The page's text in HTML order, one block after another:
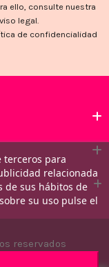
ello, consulte nuestra
legal.
de confidencialidad
terceros para
relacionada
de sus hábitos de
su uso pulse el
reservados